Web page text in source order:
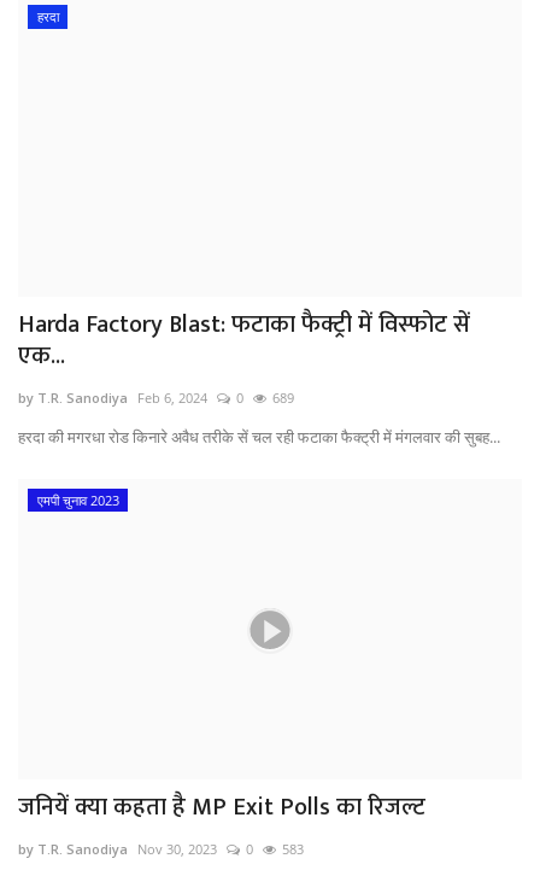
हरदा
Harda Factory Blast: फटाका फैक्ट्री में विस्फोट सें
एक...
by T.R. Sanodiya Feb 6, 2024 0 689
हरदा की मगरधा रोड किनारे अवैध तरीके सें चल रही फटाका फैक्ट्री में मंगलवार की सुबह...
एमपी चुनाव 2023
जनियें क्या कहता है MP Exit Polls का रिजल्ट
by T.R. Sanodiya Nov 30, 2023 0 583